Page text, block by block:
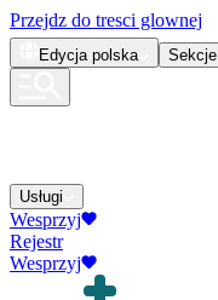
Przejdz do tresci glownej
Edycja polska Sekcje
Usługi
Wesprzyj
Rejestr
Wesprzyj